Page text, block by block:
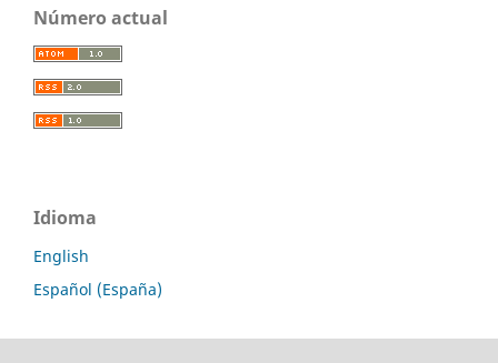
Número actual
Idioma
English
Español (España)